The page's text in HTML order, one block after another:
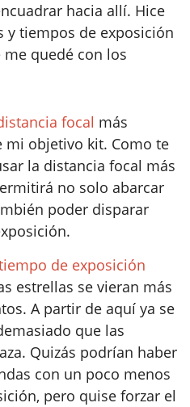
hacia allí. Hice
y tiempos de exposición
quedé con los
focal más
objetivo kit. Como te
la distancia focal más
no solo abarcar
poder disparar
de exposición
estrellas se vieran más
A partir de aquí ya se
que las
Quizás podrían haber
con un poco menos
pero quise forzar el